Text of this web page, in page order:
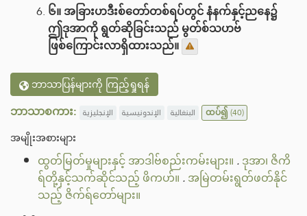
၆။ အခြားဟဒီးစ်တော်တစ်ရပ်တွင် နံနက်နှင့်ညနေ၌
ဤဒုအာကို ရွတ်ဆိုခြင်းသည် မွတ်စ်သဟဗ်
ဖြစ်ကြောင်းလာရှိထားသည်။
ဘာသာပြန်များကို ကြည့်ရှုရန်
ဘာသာစကား: الإنجليزية الإندونيسية البنغالية ထပ်၍(40)
အမျိုးအစားများ
ထွတ်မြတ်မှုများနှင့် အာဒါဗ်စည်းကမ်းများ။ .ဒုအာ၊ ဇိကိ
ရ်တို့နှင့်သက်ဆိုင်သည့် ဖိကဟ်။ .အမြဲတမ်းရွတ်ဖတ်နိုင်
သည့် ဇိက်ရ်တော်များ။